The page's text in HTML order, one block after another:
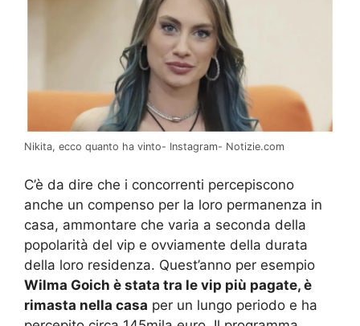
Nikita, ecco quanto ha vinto- Instagram- Notizie.com
C’è da dire che i concorrenti percepiscono
anche un compenso per la loro permanenza in
casa, ammontare che varia a seconda della
popolarità del vip e ovviamente della durata
della loro residenza. Quest’anno per esempio
Wilma Goich è stata tra le vip più pagate, è
rimasta nella casa per un lungo periodo e ha